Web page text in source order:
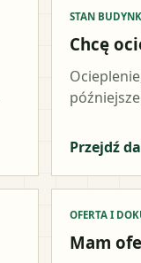
STAN
Chcę
Przejdź
OFERTA I
Mam